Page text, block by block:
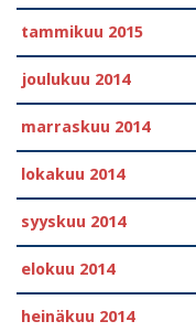
tammikuu 2015
joulukuu 2014
marraskuu 2014
lokakuu 2014
syyskuu 2014
elokuu 2014
heinäkuu 2014